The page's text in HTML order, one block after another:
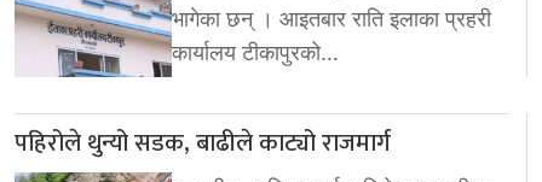
भागेका छन् । आइतबार राति इलाका प्रहरी
कार्यालय टीकापुरको…
पहिरोले थुन्यो सडक, बाढीले काट्यो राजमार्ग